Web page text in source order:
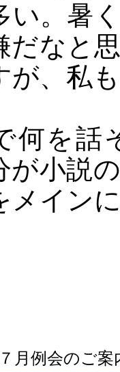
い。暑
だなと
が、私
を話
が小説
メイン
月例会のご案